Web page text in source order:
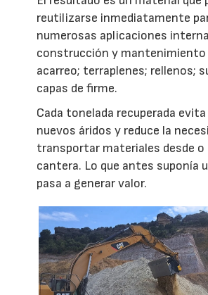
reutilizarse inmediatamente
numerosas aplicaciones
construcción y mantenimiento
acarreo; terraplenes; rellenos;
capas de firme.
Cada tonelada recuperada
nuevos áridos y reduce la
transportar materiales desde o
cantera. Lo que antes suponía
pasa a generar valor.